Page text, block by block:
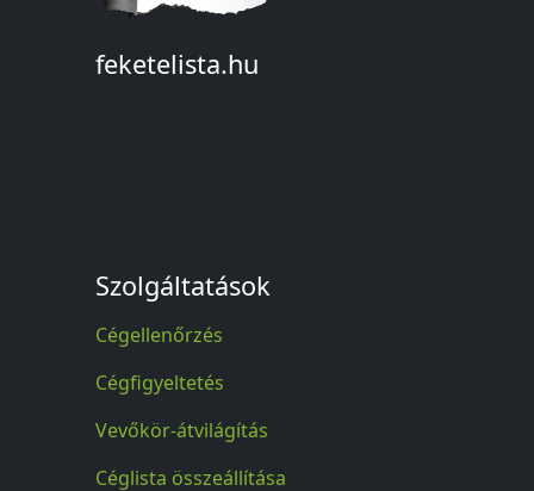
feketelista.hu
Szolgáltatások
Cégellenőrzés
Cégfigyeltetés
Vevőkör-átvilágítás
Céglista összeállítása